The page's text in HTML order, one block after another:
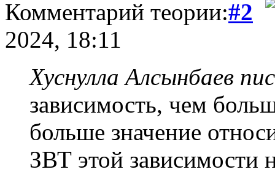
Комментарий теории:#2
2024, 18:11
Хуснулла Алсынбаев
зависимость, чем
больше значение
ЗВТ этой зависимости